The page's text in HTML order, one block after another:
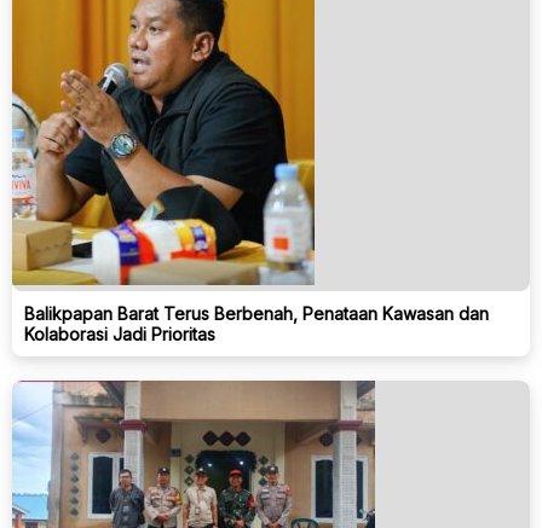
Balikpapan Barat Terus Berbenah, Penataan Kawasan dan
Kolaborasi Jadi Prioritas